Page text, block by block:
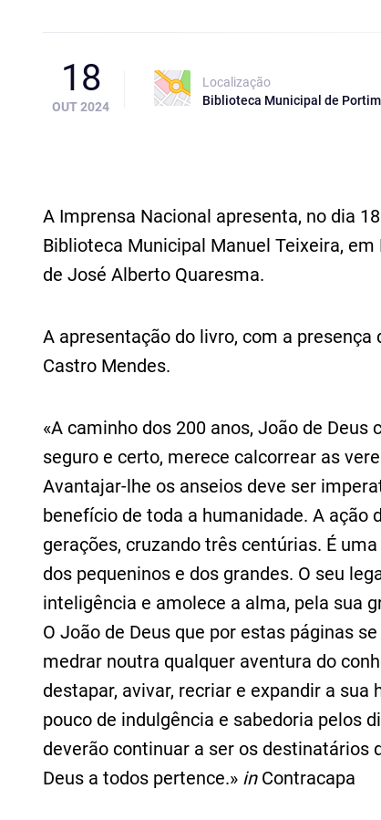
18
OUT 2024
Localização
Biblioteca Municipal de
A Imprensa Nacional apresenta, no dia
Biblioteca Municipal Manuel Teixeira,
de José Alberto Quaresma.
A apresentação do livro, com a presença
Castro Mendes.
«A caminho dos 200 anos, João de
seguro e certo, merece calcorrear as
Avantajar-lhe os anseios deve ser
benefício de toda a humanidade. A ação
gerações, cruzando três centúrias. É
dos pequeninos e dos grandes. O seu
inteligência e amolece a alma, pela sua
O João de Deus que por estas páginas
medrar noutra qualquer aventura do
destapar, avivar, recriar e expandir a
pouco de indulgência e sabedoria pelos
deverão continuar a ser os destinatários
Deus a todos pertence.» inContracapa